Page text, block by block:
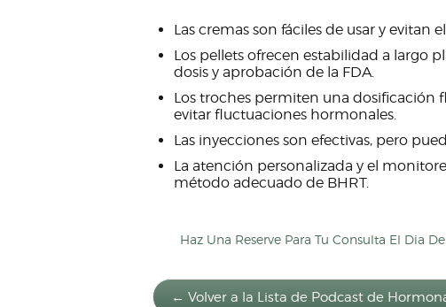
Las cremas son fáciles de usar y evitan
Los pellets ofrecen estabilidad a largo
dosis y aprobación de la FDA.
Los troches permiten una dosificación
evitar fluctuaciones hormonales.
Las inyecciones son efectivas, pero
La atención personalizada y el
método adecuado de BHRT.
Haz Una Reserve Para Tu Consulta El Dia De
← Volver a la Lista de Podcast de